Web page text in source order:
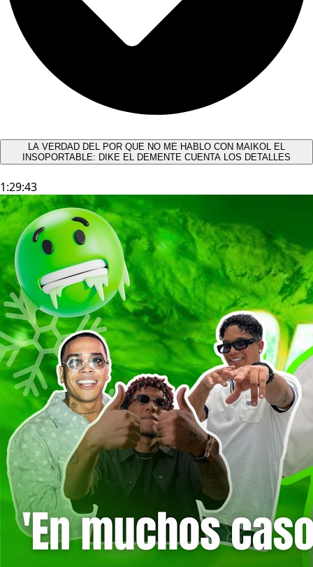
LA VERDAD DEL POR QUE NO ME HABLO CON MAIKOL EL
INSOPORTABLE: DIKE EL DEMENTE CUENTA LOS DETALLES
1:29:43